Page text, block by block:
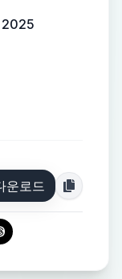
2025
운로드